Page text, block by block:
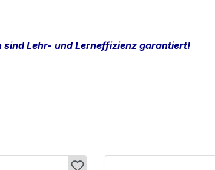
Lehr- und Lerneffizienz garantiert!